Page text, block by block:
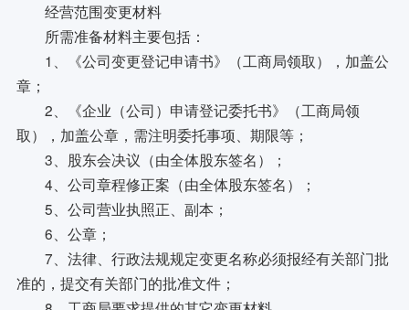
经营范围变更材料
所需准备材料主要包括：
1、《公司变更登记申请书》（工商局领取），加盖公
章；
2、《企业（公司）申请登记委托书》（工商局领
取），加盖公章，需注明委托事项、期限等；
3、股东会决议（由全体股东签名）；
4、公司章程修正案（由全体股东签名）；
5、公司营业执照正、副本；
6、公章；
7、法律、行政法规规定变更名称必须报经有关部门批
准的，提交有关部门的批准文件；